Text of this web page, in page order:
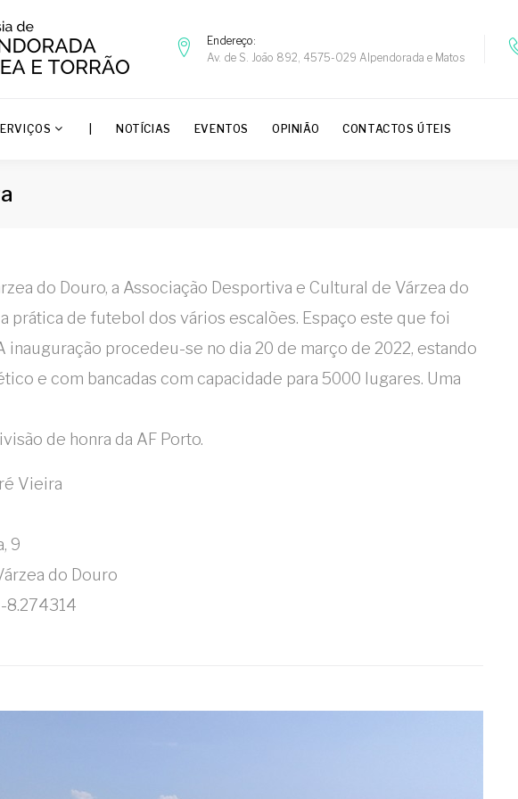
Endereço
Av. de S. João 892, 4575-029 Alpendorada e Matos
NOTÍCIAS EVENTOS OPINIÃO CONTACTOS ÚTEIS
do Douro, a Associação Desportiva e Cultural de Várzea do
prática de futebol dos vários escalões. Espaço este que foi
inauguração procedeu-se no dia 20 de março de 2022, estando
e com bancadas com capacidade para 5000 lugares. Uma
de honra da AF Porto.
Vieira
9
do Douro
-8.274314